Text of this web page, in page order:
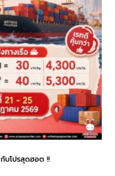
บโปรสุดฮอต !!